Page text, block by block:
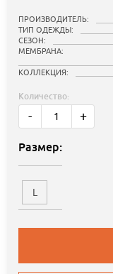
ПРОИЗВОДИТЕЛЬ:
ТИП ОДЕЖДЫ:
СЕЗОН:
МЕМБРАНА:
КОЛЛЕКЦИЯ:
Количество:
- +
Размер:
L